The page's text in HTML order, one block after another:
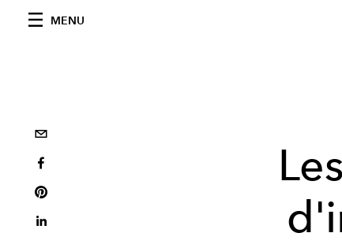
MENU